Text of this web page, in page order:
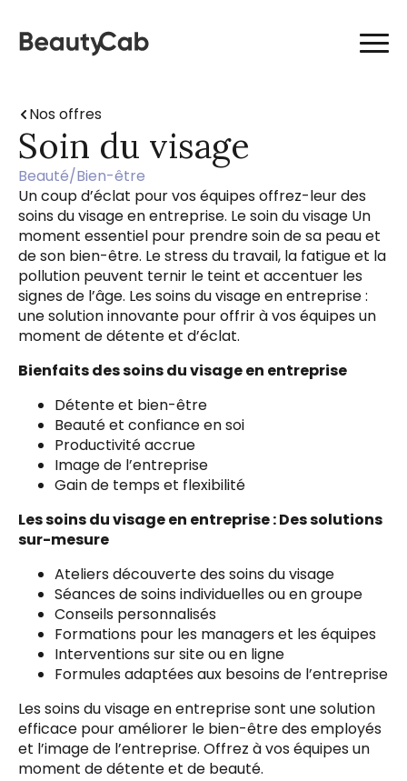
Nos offres
Soin du visage
Beauté/Bien-être
Un coup d’éclat pour vos équipes offrez-leur des
soins du visage en entreprise. Le soin du visage Un
moment essentiel pour prendre soin de sa peau et
de son bien-être. Le stress du travail, la fatigue et la
pollution peuvent ternir le teint et accentuer les
signes de l’âge. Les soins du visage en entreprise :
une solution innovante pour offrir à vos équipes un
moment de détente et d’éclat.
Bienfaits des soins du visage en entreprise
Détente et bien-être
Beauté et confiance en soi
Productivité accrue
Image de l’entreprise
Gain de temps et flexibilité
Les soins du visage en entreprise : Des solutions
sur-mesure
Ateliers découverte des soins du visage
Séances de soins individuelles ou en groupe
Conseils personnalisés
Formations pour les managers et les équipes
Interventions sur site ou en ligne
Formules adaptées aux besoins de l’entreprise
Les soins du visage en entreprise sont une solution
efficace pour améliorer le bien-être des employés
et l’image de l’entreprise. Offrez à vos équipes un
moment de détente et de beauté.